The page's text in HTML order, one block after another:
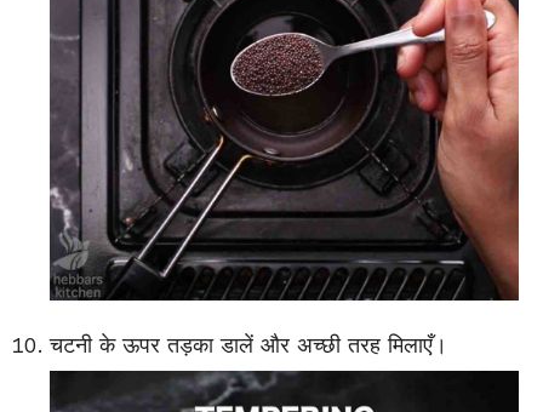
चटनी के ऊपर तड़का डालें और अच्छी तरह मिलाएँ।